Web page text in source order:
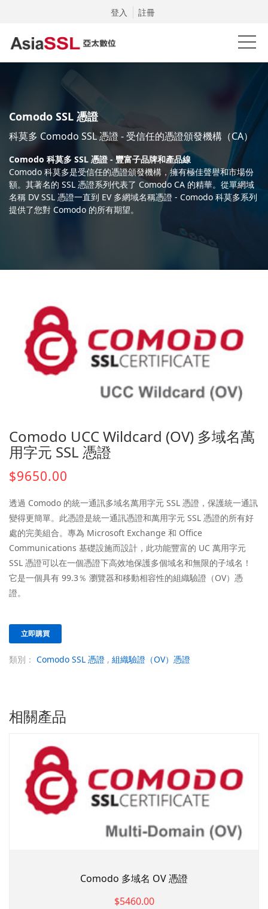
登入 註冊
Comodo SSL 憑證
科莫多 Comodo SSL 憑證 - 受信任的憑證頒發機構（CA）
Comodo 科莫多 SSL 憑證 - 豐富子品牌和產品線
Comodo 科莫多是受信任的憑證頒發機構，擁有極佳聲譽和市場份
額。其著名的 SSL 憑證系列代表了 Comodo CA 的精華。從單網域
名稱 DV SSL 憑證一直到 EV 多網域名稱憑證 - Comodo 科莫多系列
提供了您對 Comodo 的所有期望。
Comodo UCC Wildcard (OV) 多域名萬
用字元 SSL 憑證
$9650.00
透過 Comodo 的統一通訊多域名萬用字元 SSL 憑證，保護統一通訊
變得更簡單。此憑證是統一通訊憑證和萬用字元 SSL 憑證的所有好
處的完美組合。專為 Microsoft Exchange 和 Office
Communications 基礎設施而設計，此功能豐富的 UC 萬用字元
SSL 憑證可以在一個憑證下高效地保護多個域名和無限的子域名！
它是一個具有 99.3％ 瀏覽器和移動相容性的組織驗證（OV）憑
證。
立即購買
類別： Comodo SSL 憑證 , 組織驗證（OV）憑證
相關產品
Comodo 多域名 OV 憑證
$5460.00